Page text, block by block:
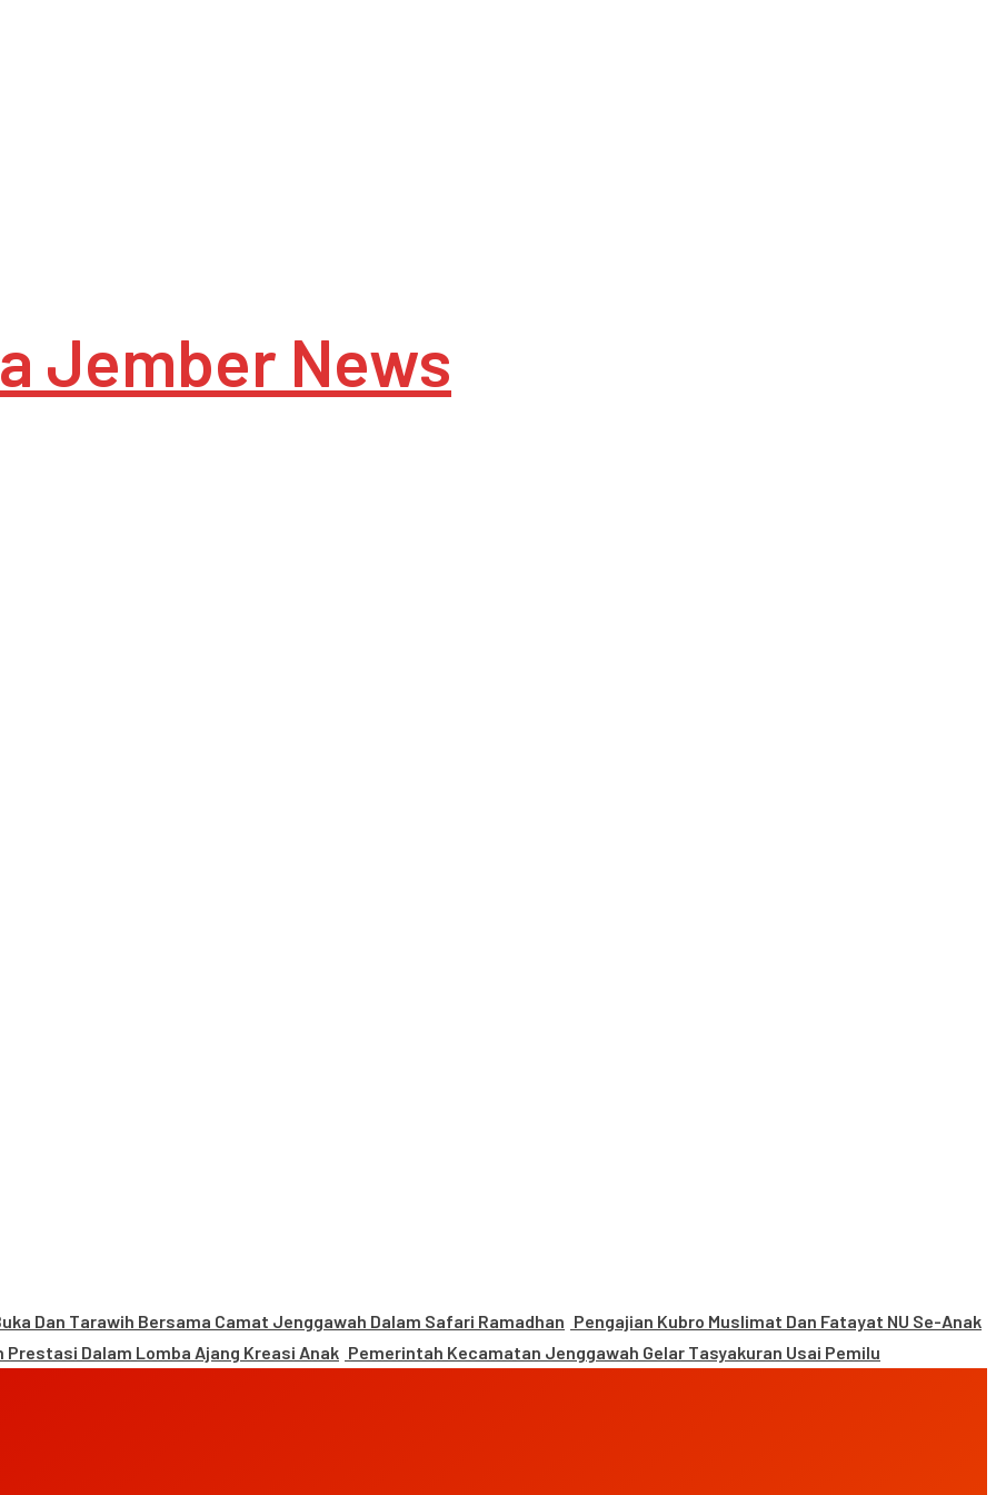
Jember News
Dan Tarawih Bersama Camat Jenggawah Dalam Safari Ramadhan Pengajian Kubro Muslimat Dan Fatayat NU Se-Anak
Prestasi Dalam Lomba Ajang Kreasi Anak Pemerintah Kecamatan Jenggawah Gelar Tasyakuran Usai Pemilu